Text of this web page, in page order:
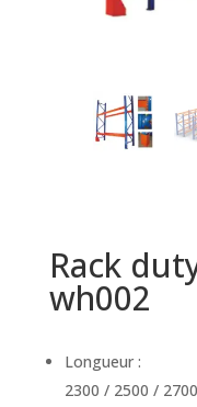
Rack
wh002
Longueur :
2300 / 2500 /